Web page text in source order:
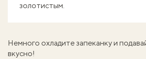
золотистым.
Немного охладите запеканку и
вкусно!